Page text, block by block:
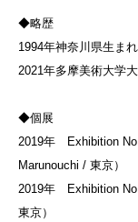
◆略歴
1994年神奈川県生まれ
2021年多摩美術大学
◆個展
2019年 Exhibition
Marunouchi / 東京）
2019年 Exhibition
東京）